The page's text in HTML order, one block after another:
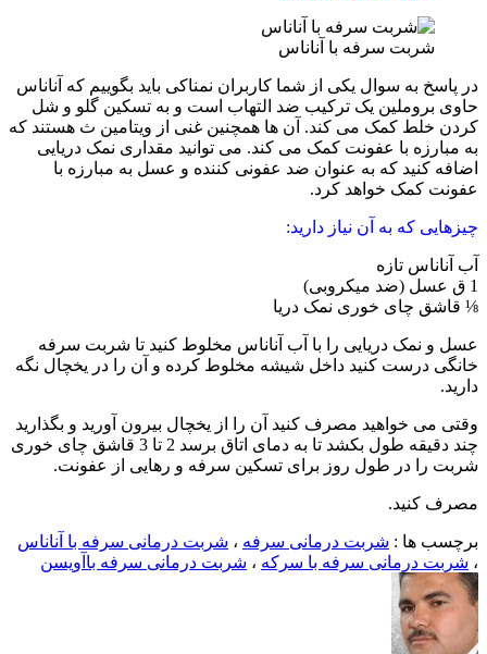
سرفه با آناناس
به سوال یکی از شما کاربران نمناکی باید بگوییم که آناناس
یک ترکیب ضد التهاب است و به تسکین گلو و شل
کمک می کند. آن ها همچنین غنی از ویتامین ث هستند که
با عفونت کمک می کند. می توانید مقداری نمک دریایی
که به عنوان ضد عفونی کننده و عسل به مبارزه با
خواهد کرد.
که به آن نیاز دارید:
تازه
چای خوری نمک دریا
دریایی را با آب آناناس مخلوط کنید تا شربت سرفه
کنید داخل شیشه مخلوط کرده و آن را در یخچال نگه
خواهید مصرف کنید آن را از یخچال بیرون آورید و بگذارید
چند دقیقه طول بکشد تا به دمای اتاق برسد 2 تا 3 قاشق چای خوری
در طول روز برای تسکین سرفه و رهایی از عفونت.
ها :شربت درمانی سرفه، شربت درمانی سرفه با آناناس
سرفه با سرکه ، شربت درمانی سرفه باآویسن